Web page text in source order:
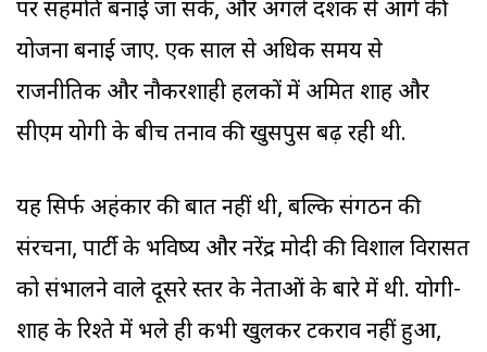
पर सहमति बनाई जा सके, और अगले दशक से आगे की
योजना बनाई जाए. एक साल से अधिक समय से
राजनीतिक और नौकरशाही हलकों में अमित शाह और
सीएम योगी के बीच तनाव की खुसपुस बढ़ रही थी.
यह सिर्फ अहंकार की बात नहीं थी, बल्कि संगठन की
संरचना, पार्टी के भविष्य और नरेंद्र मोदी की विशाल विरासत
को संभालने वाले दूसरे स्तर के नेताओं के बारे में थी. योगी-
शाह के रिश्ते में भले ही कभी खुलकर टकराव नहीं हुआ,